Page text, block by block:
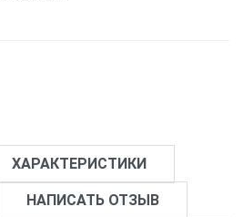
ХАРАКТЕРИСТИКИ
НАПИСАТЬ ОТЗЫВ